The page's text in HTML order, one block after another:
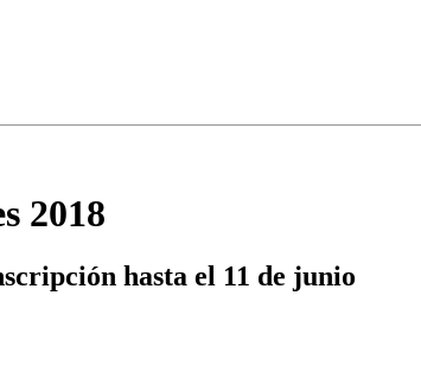
2018
hasta el 11 de junio